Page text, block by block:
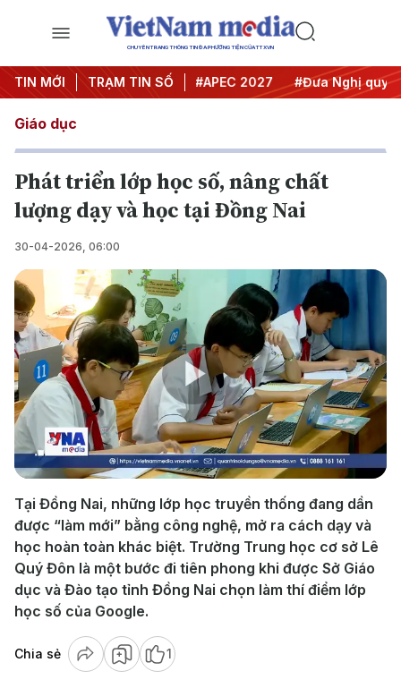
CHUYÊN TRANG THÔNG TIN ĐA PHƯƠNG TIỆN CỦA TTXVN
TIN MỚI TRẠM TIN SỐ
#Hội nghị Trung ương 3 #APEC 2027 #Đưa Nghị quyết
Giáo dục
Phát triển lớp học số, nâng chất
lượng dạy và học tại Đồng Nai
30-04-2026, 06:00
Play
Video
Tại Đồng Nai, những lớp học truyền thống đang dần
được “làm mới” bằng công nghệ, mở ra cách dạy và
học hoàn toàn khác biệt. Trường Trung học cơ sở Lê
Quý Đôn là một bước đi tiên phong khi được Sở Giáo
dục và Đào tạo tỉnh Đồng Nai chọn làm thí điểm lớp
học số của Google.
Chia sẻ 1